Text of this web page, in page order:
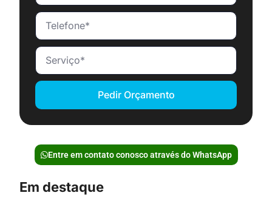
Pedir Orçamento
Entre em contato conosco através do WhatsApp
Em destaque